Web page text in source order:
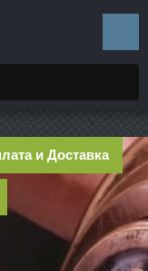
и Доставка